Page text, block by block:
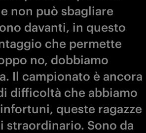
non può sbagliare
davanti, in questo
che permette
no, dobbiamo
Il campionato è ancora
difficoltà che abbiamo
queste ragazze
straordinario. Sono da